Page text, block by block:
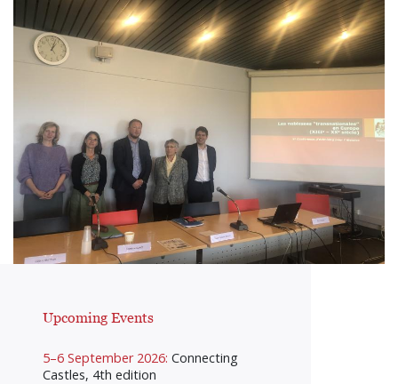
Upcoming Events
5–6 September 2026: Connecting
Castles, 4th edition